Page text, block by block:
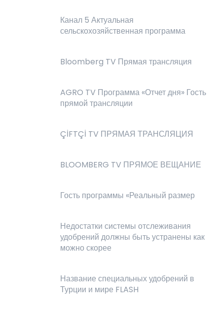
Канал 5 Актуальная
сельскохозяйственная программа
Bloomberg TV Прямая трансляция
AGRO TV Программа «Отчет дня» Гость
прямой трансляции
ÇİFTÇİ TV ПРЯМАЯ ТРАНСЛЯЦИЯ
BLOOMBERG TV ПРЯМОЕ ВЕЩАНИЕ
Гость программы «Реальный размер
Недостатки системы отслеживания
удобрений должны быть устранены как
можно скорее
Название специальных удобрений в
Турции и мире FLASH